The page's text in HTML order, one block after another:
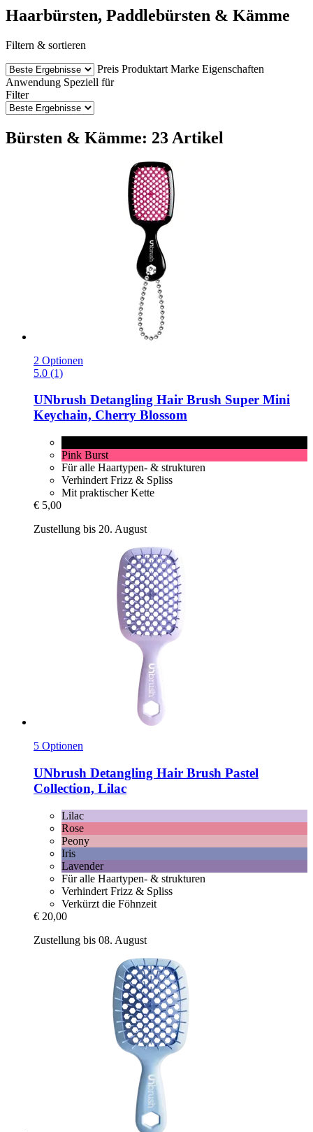
Haarbürsten, Paddlebürsten & Kämme
Filtern & sortieren
Preis Produktart Marke Eigenschaften
Anwendung Speziell für
Filter
Bürsten & Kämme: 23 Artikel
2 Optionen
5.0 (1)
UNbrush Detangling Hair Brush Super Mini
Keychain, Cherry Blossom
Pink Burst
Für alle Haartypen- & strukturen
Verhindert Frizz & Spliss
Mit praktischer Kette
€ 5,00
Zustellung bis 20. August
5 Optionen
UNbrush Detangling Hair Brush Pastel
Collection, Lilac
Lilac
Rose
Peony
Iris
Lavender
Für alle Haartypen- & strukturen
Verhindert Frizz & Spliss
Verkürzt die Föhnzeit
€ 20,00
Zustellung bis 08. August